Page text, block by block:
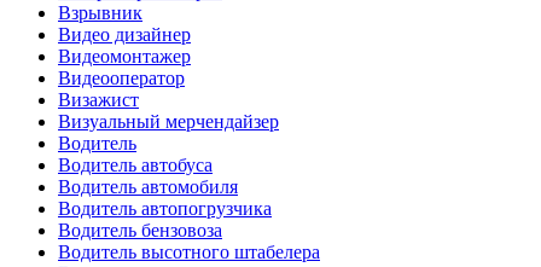
Взрывник
Видео дизайнер
Видеомонтажер
Видеооператор
Визажист
Визуальный мерчендайзер
Водитель
Водитель автобуса
Водитель автомобиля
Водитель автопогрузчика
Водитель бензовоза
Водитель высотного штабелера